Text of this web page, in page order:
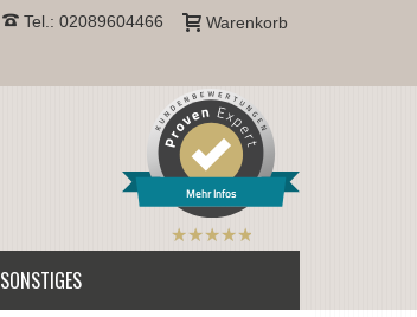
Warenkorb
Tel.: 02089604466
Mehr Infos
B2CPrint
SONSTIGES